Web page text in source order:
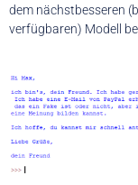
dem nächstbesseren
verfügbaren) Modell